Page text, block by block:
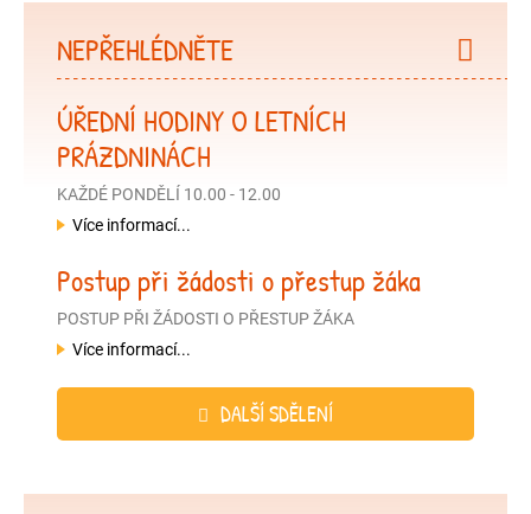
NEPŘEHLÉDNĚTE
ÚŘEDNÍ HODINY O LETNÍCH
PRÁZDNINÁCH
KAŽDÉ PONDĚLÍ 10.00 - 12.00
Více informací...
Postup při žádosti o přestup žáka
POSTUP PŘI ŽÁDOSTI O PŘESTUP ŽÁKA
Více informací...
DALŠÍ SDĚLENÍ